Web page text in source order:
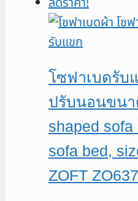
โซฟาเบดรับ
ปรับนอนขนา
shaped
sofa bed,
ZOFT